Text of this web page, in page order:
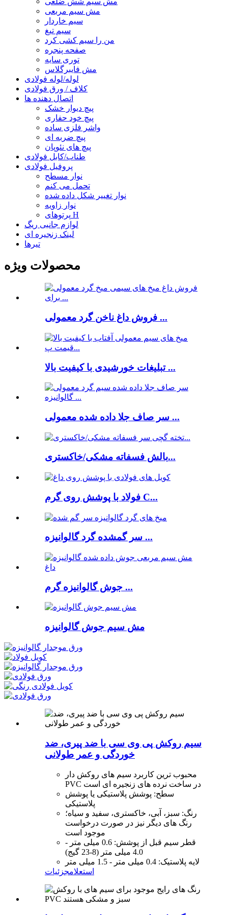
مش سیم مربعی
سیم خاردار
سیم تیغ
من را سیم کشی کرد
صفحه پنجره
توری سایه
مش فایبرگلاس
لوله/لوله فولادی
کلاف / ورق فولادی
اتصال دهنده ها
پیچ دیوار خشک
پیچ خود حفاری
واشر فلزی ساده
پیچ ضربه ای
پیچ های نئوپان
طناب/کابل فولادی
پروفیل فولادی
نوار مسطح
تحمل می کنم
نوار تغییر شکل داده شده
نوار زاویه
پرتوهای H
لوازم جانبی ریگ
لینک زنجیره ای
تیرها
محصولات ویژه
فروش داغ ناخن گرد معمولی ...
تبلیغات خورشیدی با کیفیت بالا ...
سر صاف جلا داده شده معمولی ...
بالش فسفاته مشکی/خاکستری...
فولاد با پوشش روی گرم C...
سر گمشده گرد گالوانیزه ...
جوش گالوانیزه گرم ...
مش سیم جوش گالوانیزه
سیم روکش پی وی سی با ضد پیری، ضد
خوردگی و عمر طولانی
محبوب ترین کاربرد سیم های روکش دار
PVC در ساخت نرده های زنجیره ای است
سطح: پوشش پلاستیکی یا پوشش
پلاستیکی
رنگ: سبز، آبی، خاکستری، سفید و سیاه؛
رنگ های دیگر نیز در صورت درخواست
موجود است
قطر سیم قبل از پوشش: 0.6 میلی متر -
4.0 میلی متر (8-23 گیج)
لایه پلاستیک: 0.4 میلی متر - 1.5 میلی متر
استعلامجزئیات